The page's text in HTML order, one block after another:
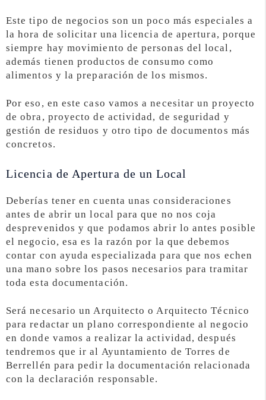
Este tipo de negocios son un poco más especiales a
la hora de solicitar una licencia de apertura, porque
siempre hay movimiento de personas del local,
además tienen productos de consumo como
alimentos y la preparación de los mismos.
Por eso, en este caso vamos a necesitar un proyecto
de obra, proyecto de actividad, de seguridad y
gestión de residuos y otro tipo de documentos más
concretos.
Licencia de Apertura de un Local
Deberías tener en cuenta unas consideraciones
antes de abrir un local para que no nos coja
desprevenidos y que podamos abrir lo antes posible
el negocio, esa es la razón por la que debemos
contar con ayuda especializada para que nos echen
una mano sobre los pasos necesarios para tramitar
toda esta documentación.
Será necesario un Arquitecto o Arquitecto Técnico
para redactar un plano correspondiente al negocio
en donde vamos a realizar la actividad, después
tendremos que ir al Ayuntamiento de Torres de
Berrellén para pedir la documentación relacionada
con la declaración responsable.